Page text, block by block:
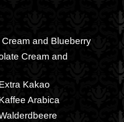
and Blueberry
Cream and
Kakao
Arabica